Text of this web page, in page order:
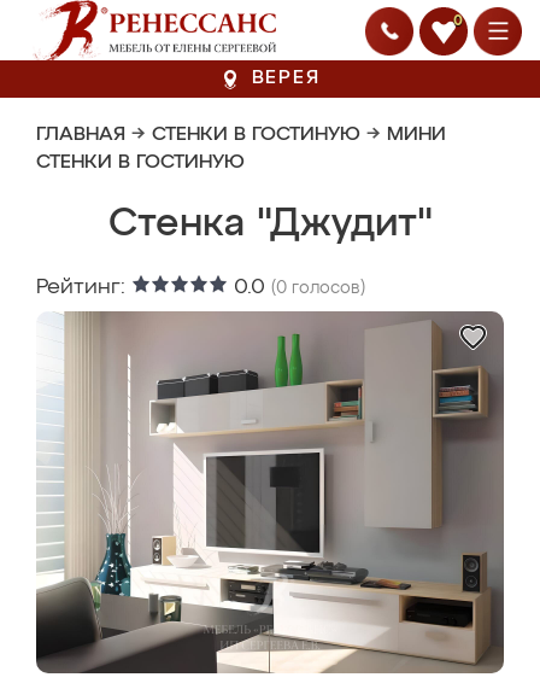
0
ВЕРЕЯ
ГЛАВНАЯ → СТЕНКИ В ГОСТИНУЮ → МИНИ
СТЕНКИ В ГОСТИНУЮ
Стенка "Джудит"
Рейтинг: 0.0 (0 голосов)